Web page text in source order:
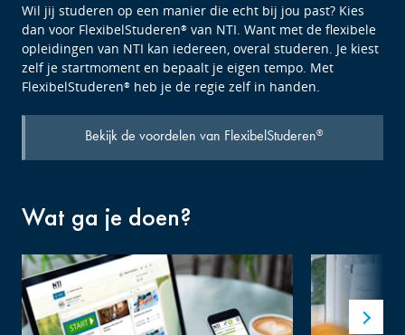
Wil jij studeren op een manier die echt bij jou past? Kies
dan voor FlexibelStuderen® van NTI. Want met de flexibele
opleidingen van NTI kan iedereen, overal studeren. Je kiest
zelf je startmoment en bepaalt je eigen tempo. Met
FlexibelStuderen® heb je de regie zelf in handen.
Bekijk de voordelen van FlexibelStuderen®
Wat ga je doen?